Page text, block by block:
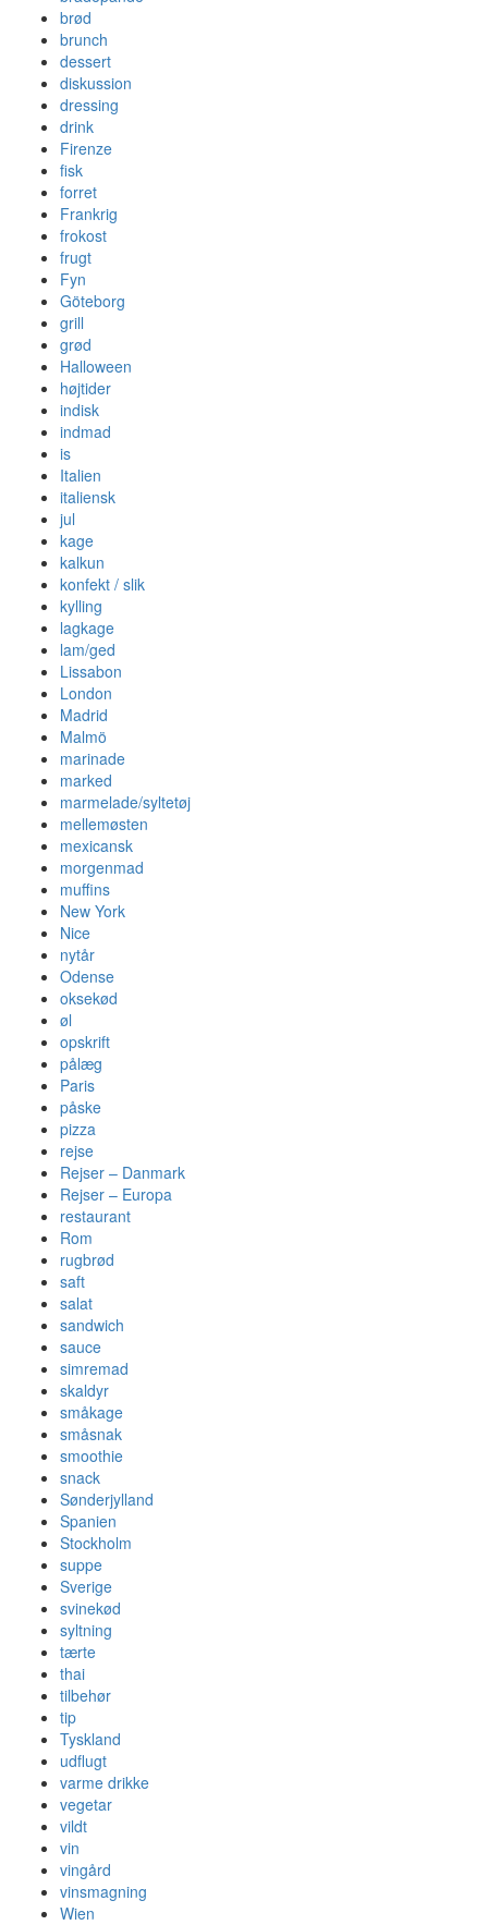
brød
brunch
dessert
diskussion
dressing
drink
Firenze
fisk
forret
Frankrig
frokost
frugt
Fyn
Göteborg
grill
grød
Halloween
højtider
indisk
indmad
is
Italien
italiensk
jul
kage
kalkun
konfekt / slik
kylling
lagkage
lam/ged
Lissabon
London
Madrid
Malmö
marinade
marked
marmelade/syltetøj
mellemøsten
mexicansk
morgenmad
muffins
New York
Nice
nytår
Odense
oksekød
øl
opskrift
pålæg
Paris
påske
pizza
rejse
Rejser – Danmark
Rejser – Europa
restaurant
Rom
rugbrød
saft
salat
sandwich
sauce
simremad
skaldyr
småkage
småsnak
smoothie
snack
Sønderjylland
Spanien
Stockholm
suppe
Sverige
svinekød
syltning
tærte
thai
tilbehør
tip
Tyskland
udflugt
varme drikke
vegetar
vildt
vin
vingård
vinsmagning
Wien